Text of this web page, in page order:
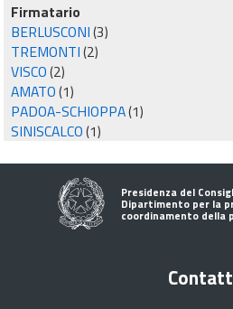
Firmatario
BERLUSCONI(3)
TREMONTI(2)
VISCO(2)
AMATO(1)
PADOA-SCHIOPPA(1)
SINISCALCO(1)
Presidenza del
Dipartimento per la
coordinamento della